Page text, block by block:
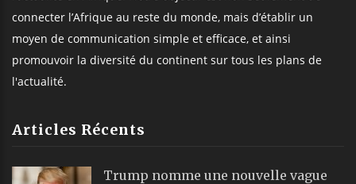
connecter l’Afrique au reste du monde, mais d’établir un
moyen de communication simple et efficace, et ainsi
promouvoir la diversité du continent sur tous les plans de
l'actualité.
Articles Récents
Trump nomme une nouvelle vague